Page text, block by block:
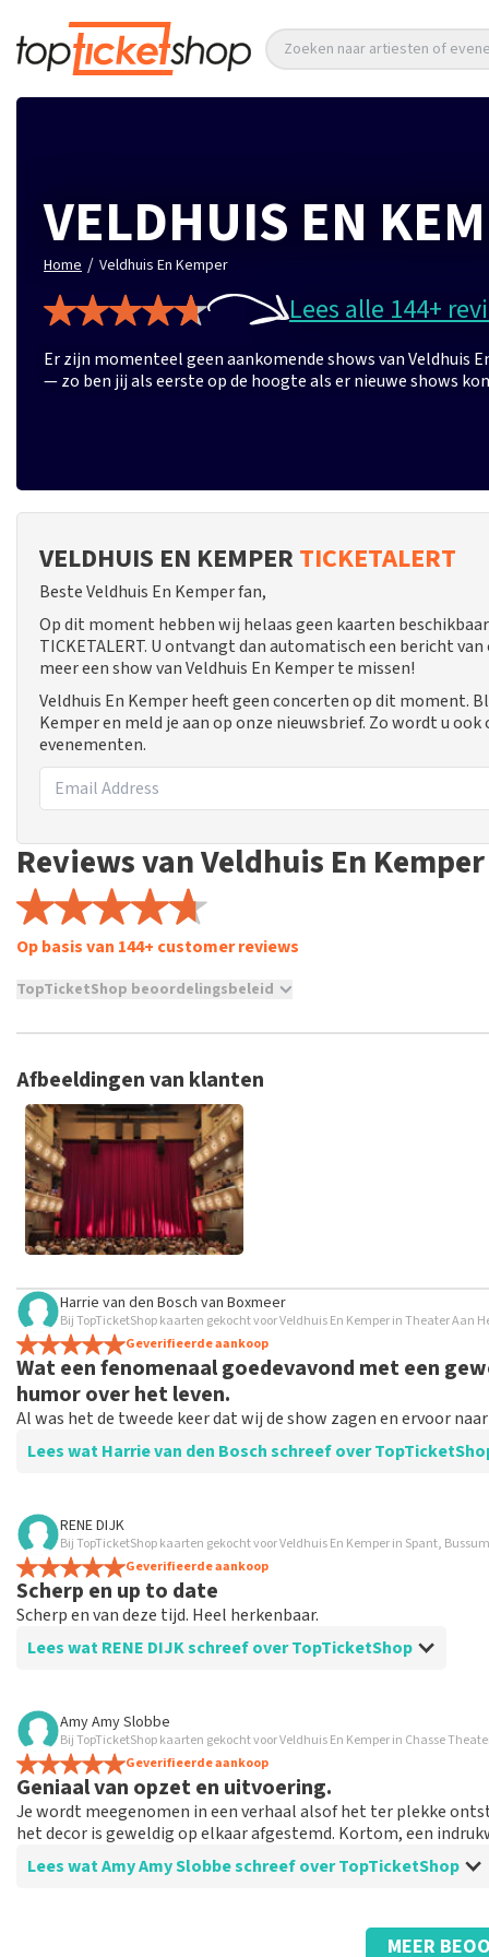
Zoeken naar artiesten of
VELDHUIS EN
Home / Veldhuis En Kemper
Lees alle 144+
Er zijn momenteel geen aankomende shows van Veldhuis
— zo ben jij als eerste op de hoogte als er nieuwe shows
VELDHUIS EN KEMPER TICKETALERT
Beste Veldhuis En Kemper fan,
Op dit moment hebben wij helaas geen kaarten
TICKETALERT. U ontvangt dan automatisch een bericht
meer een show van Veldhuis En Kemper te missen!
Veldhuis En Kemper heeft geen concerten op dit moment.
Kemper en meld je aan op onze nieuwsbrief. Zo wordt u
evenementen.
Reviews van Veldhuis En Kemper
Op basis van 144+ customer reviews
TopTicketShop beoordelingsbeleid
TopTicketShop verzamelt reviews van echte klanten. Het is
weken duren voordat een review wordt geplaatst.
Afbeeldingen van klanten
Harrie van den Bosch van Boxmeer
Bij TopTicketShop kaarten gekocht voor Veldhuis En Kemper in Theater Aan
Geverifieerde aankoop
Wat een fenomenaal goedevavond met een
humor over het leven.
Al was het de tweede keer dat wij de show zagen en ervoor
Lees wat Harrie van den Bosch schreef over
Beoordeling van Harrie van den Bosch over
Prima
Prima
RENE DIJK
Bij TopTicketShop kaarten gekocht voor Veldhuis En Kemper in Spant, Bussum
Geverifieerde aankoop
Scherp en up to date
Scherp en van deze tijd. Heel herkenbaar.
Lees wat RENE DIJK schreef over TopTicketShop
Beoordeling van RENE DIJK over
Prima geregeld
Amy Amy Slobbe
Bij TopTicketShop kaarten gekocht voor Veldhuis En Kemper in Chasse
Geverifieerde aankoop
Geniaal van opzet en uitvoering.
Je wordt meegenomen in een verhaal alsof het ter plekke
het decor is geweldig op elkaar afgestemd. Kortom, een
Lees wat Amy Amy Slobbe schreef over TopTicketShop
TopTicketShop
MEER